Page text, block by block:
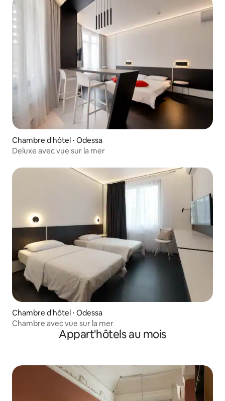
Chambre d'hôtel ⋅ Odessa
Deluxe avec vue sur la mer
Chambre d'hôtel ⋅ Odessa
Chambre avec vue sur la mer
Appart'hôtels au mois